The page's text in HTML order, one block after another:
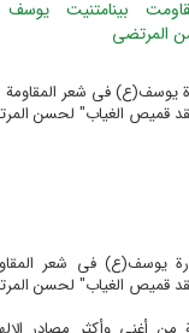
بینامتنیت یوسف
المرتضی
یوسف(ع) فی شعر المقاومة
قمیص الغیاب" لحسن
یوسف(ع) فی شعر
قمیص الغیاب" لحسن